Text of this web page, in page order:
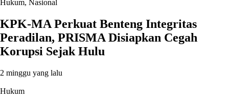
Hukum, Nasional
KPK-MA Perkuat Benteng Integritas
Peradilan, PRISMA Disiapkan Cegah
Korupsi Sejak Hulu
2 minggu yang lalu
Hukum